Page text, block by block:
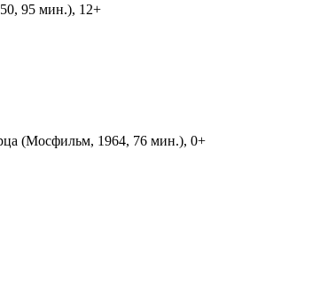
95 мин.), 12+
(Мосфильм, 1964, 76 мин.), 0+